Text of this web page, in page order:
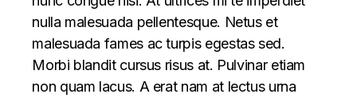
nulla malesuada pellentesque. Netus et
malesuada fames ac turpis egestas sed.
Morbi blandit cursus risus at. Pulvinar etiam
non quam lacus. A erat nam at lectus urna